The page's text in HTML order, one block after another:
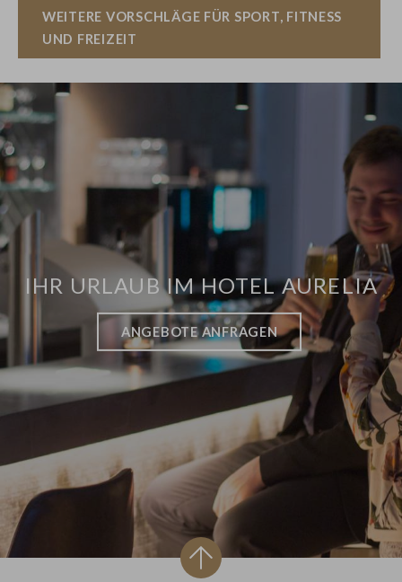
WEITERE VORSCHLÄGE FÜR SPORT, FITNESS
UND FREIZEIT
IHR URLAUB IM HOTEL AURELIA
ANGEBOTE ANFRAGEN